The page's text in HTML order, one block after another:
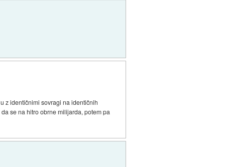
z identičnimi sovragi na identičnih
se na hitro obrne milijarda, potem pa